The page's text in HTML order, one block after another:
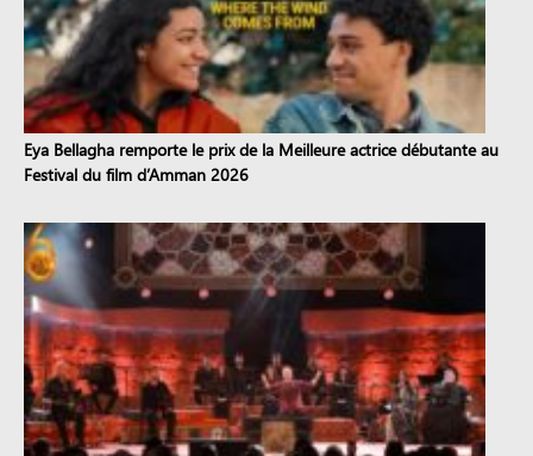
Eya Bellagha remporte le prix de la Meilleure actrice débutante au
Festival du film d’Amman 2026